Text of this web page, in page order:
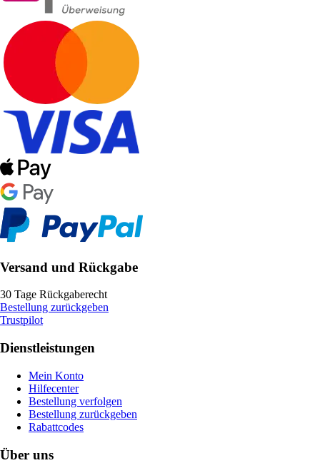
Versand und Rückgabe
30 Tage Rückgaberecht
Bestellung zurückgeben
Trustpilot
Dienstleistungen
Mein Konto
Hilfecenter
Bestellung verfolgen
Bestellung zurückgeben
Rabattcodes
Über uns